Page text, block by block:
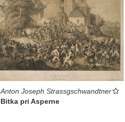
Anton Joseph Strassgschwandtner
Bitka pri Asperne